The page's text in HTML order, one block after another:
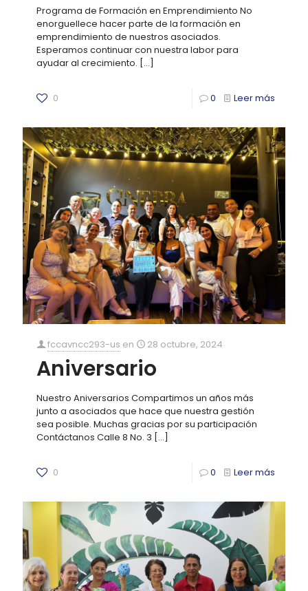
Programa de Formación en Emprendimiento No
enorguellece hacer parte de la formación en
emprendimiento de nuestros asociados.
Esperamos continuar con nuestra labor para
ayudar al crecimiento. […]
0 0 Leer más
fccavncc293-us en 28 octubre, 2024
Aniversario
Nuestro Aniversarios Compartimos un años más
junto a asociados que hace que nuestra gestión
sea posible. Muchas gracias por su participación
Contáctanos Calle 8 No. 3 […]
0 0 Leer más